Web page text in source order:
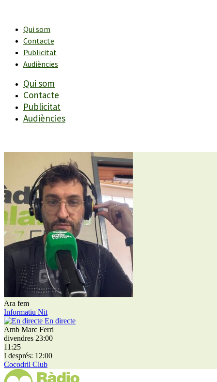
contingutQui som
Contacte
Publicitat
Audiències
Qui som
Contacte
Publicitat
Audiències
Ara fem
Informatiu Nit
En directe
Amb Marc Ferri
divendres 23:00
11:25
I després: 12:00
Cocodril Club